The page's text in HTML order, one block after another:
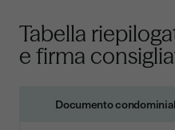
Tabella
e firma
Documento